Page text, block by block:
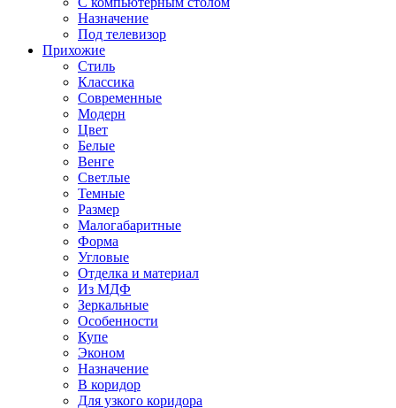
Назначение
Под телевизор
Прихожие
Стиль
Классика
Современные
Модерн
Цвет
Белые
Венге
Светлые
Темные
Размер
Малогабаритные
Форма
Угловые
Отделка и материал
Из МДФ
Зеркальные
Особенности
Купе
Эконом
Назначение
В коридор
Для узкого коридора